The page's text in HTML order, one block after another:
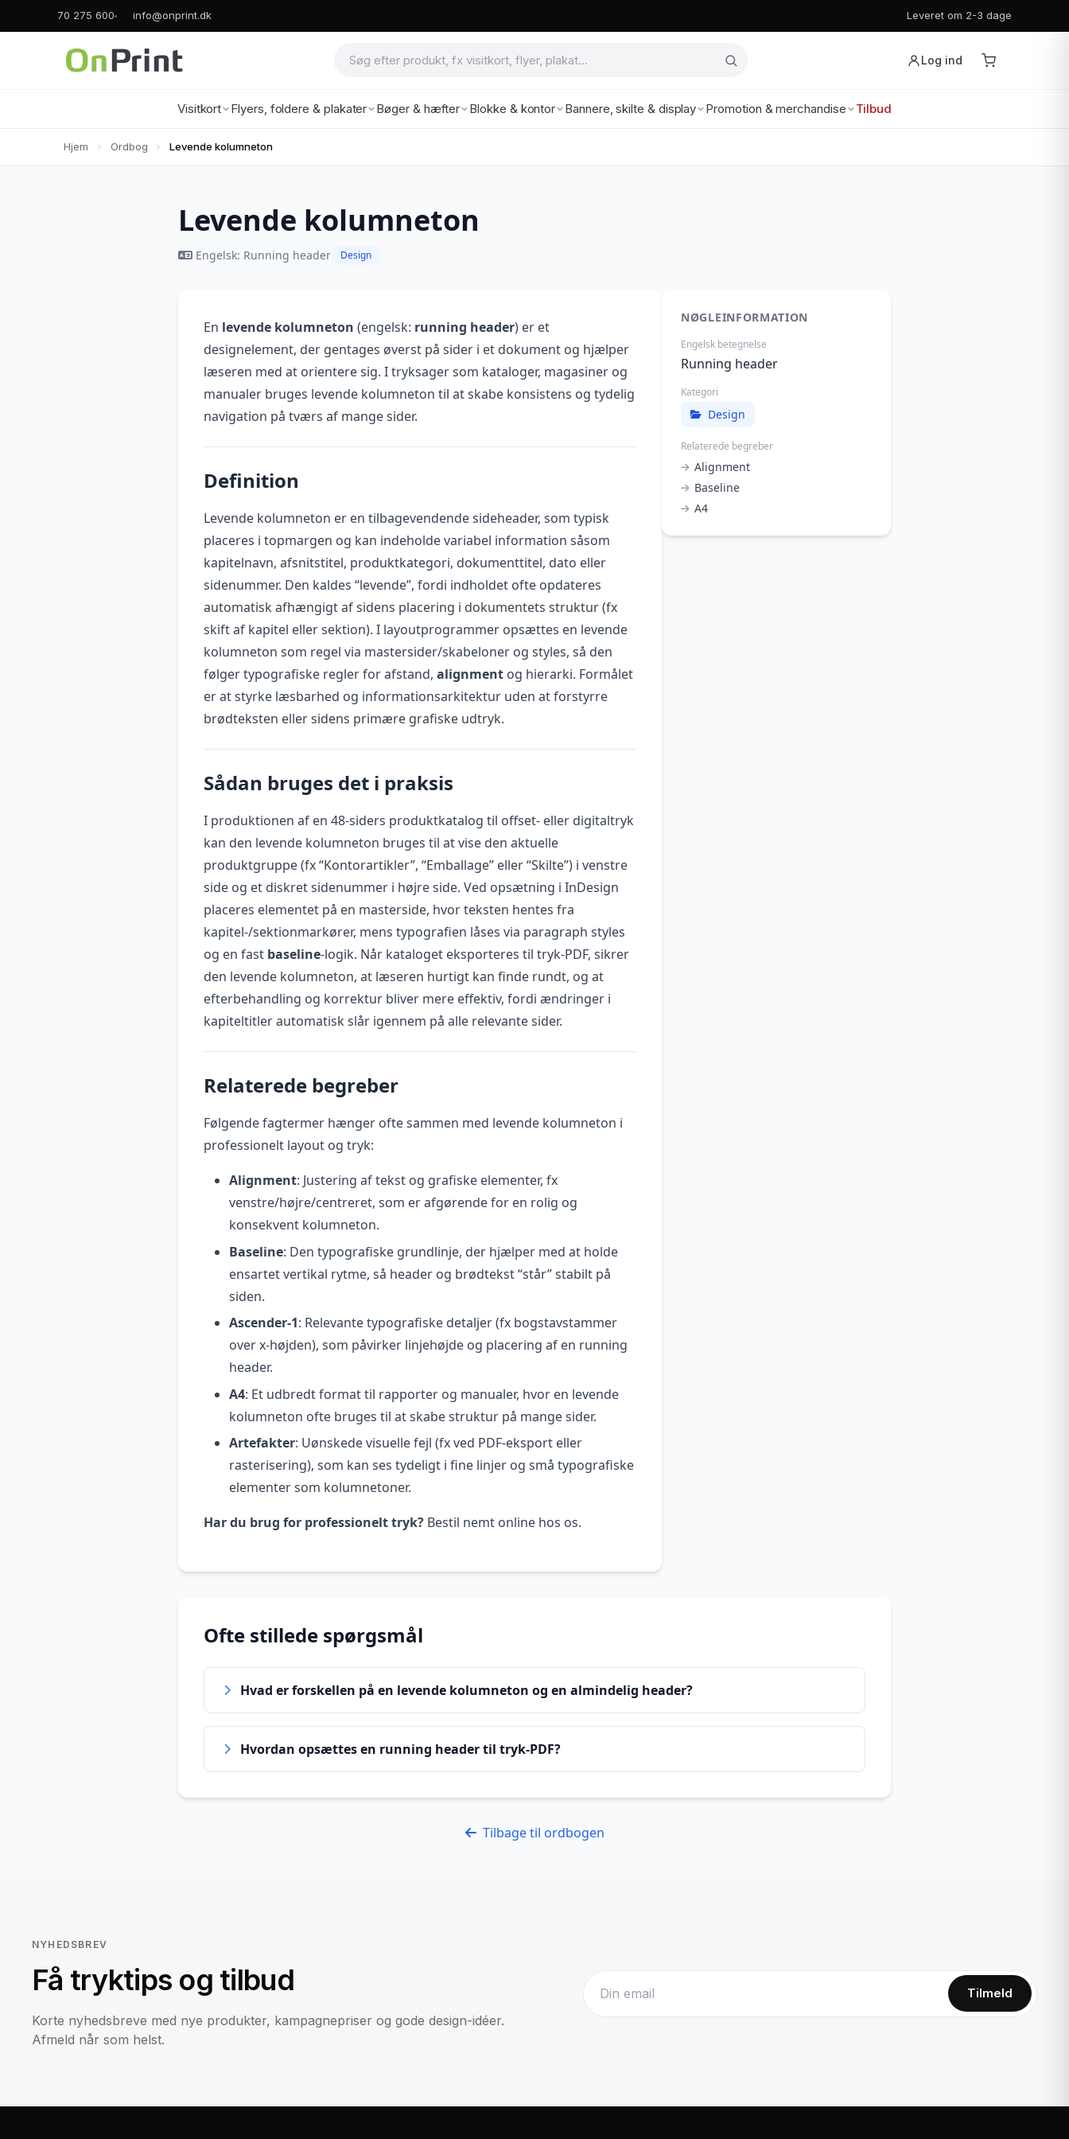
70 275 600 info@onprint.dk Leveret om 2-3 dage
Log ind
Visitkort Flyers, foldere & plakater Bøger & hæfter Blokke & kontor Bannere, skilte & display Promotion & merchandise Tilbud
Hjem Ordbog Levende kolumneton
Levende kolumneton
Engelsk: Running header Design
En levende kolumneton (engelsk: running header) er et
designelement, der gentages øverst på sider i et dokument og hjælper
læseren med at orientere sig. I tryksager som kataloger, magasiner og
manualer bruges levende kolumneton til at skabe konsistens og tydelig
navigation på tværs af mange sider.
Definition
Levende kolumneton er en tilbagevendende sideheader, som typisk
placeres i topmargen og kan indeholde variabel information såsom
kapitelnavn, afsnitstitel, produktkategori, dokumenttitel, dato eller
sidenummer. Den kaldes “levende”, fordi indholdet ofte opdateres
automatisk afhængigt af sidens placering i dokumentets struktur (fx
skift af kapitel eller sektion). I layoutprogrammer opsættes en levende
kolumneton som regel via mastersider/skabeloner og styles, så den
følger typografiske regler for afstand, alignment og hierarki. Formålet
er at styrke læsbarhed og informationsarkitektur uden at forstyrre
brødteksten eller sidens primære grafiske udtryk.
Sådan bruges det i praksis
I produktionen af en 48-siders produktkatalog til offset- eller digitaltryk
kan den levende kolumneton bruges til at vise den aktuelle
produktgruppe (fx “Kontorartikler”, “Emballage” eller “Skilte”) i venstre
side og et diskret sidenummer i højre side. Ved opsætning i InDesign
placeres elementet på en masterside, hvor teksten hentes fra
kapitel-/sektionmarkører, mens typografien låses via paragraph styles
og en fast baseline-logik. Når kataloget eksporteres til tryk-PDF, sikrer
den levende kolumneton, at læseren hurtigt kan finde rundt, og at
efterbehandling og korrektur bliver mere effektiv, fordi ændringer i
kapiteltitler automatisk slår igennem på alle relevante sider.
Relaterede begreber
Følgende fagtermer hænger ofte sammen med levende kolumneton i
professionelt layout og tryk:
Alignment: Justering af tekst og grafiske elementer, fx
venstre/højre/centreret, som er afgørende for en rolig og
konsekvent kolumneton.
Baseline: Den typografiske grundlinje, der hjælper med at holde
ensartet vertikal rytme, så header og brødtekst “står” stabilt på
siden.
Ascender-1: Relevante typografiske detaljer (fx bogstavstammer
over x-højden), som påvirker linjehøjde og placering af en running
header.
A4: Et udbredt format til rapporter og manualer, hvor en levende
kolumneton ofte bruges til at skabe struktur på mange sider.
Artefakter: Uønskede visuelle fejl (fx ved PDF-eksport eller
rasterisering), som kan ses tydeligt i fine linjer og små typografiske
elementer som kolumnetoner.
Har du brug for professionelt tryk? Bestil nemt online hos os.
NØGLEINFORMATION
Engelsk betegnelse
Running header
Kategori
Design
Relaterede begreber
Alignment
Baseline
A4
Ofte stillede spørgsmål
Hvad er forskellen på en levende kolumneton og en almindelig header?
Hvordan opsættes en running header til tryk-PDF?
Tilbage til ordbogen
NYHEDSBREV
Få tryktips og tilbud
Korte nyhedsbreve med nye produkter, kampagnepriser og gode design-idéer.
Afmeld når som helst.
Tilmeld